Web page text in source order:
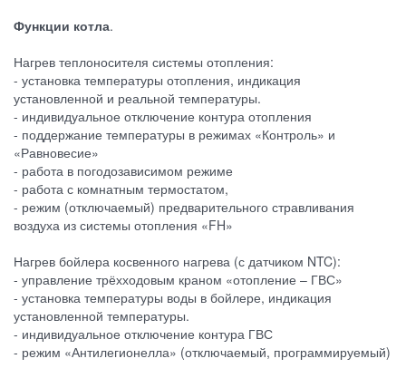
Функции котла.
Нагрев теплоносителя системы отопления:
- установка температуры отопления, индикация
установленной и реальной температуры.
- индивидуальное отключение контура отопления
- поддержание температуры в режимах «Контроль» и
«Равновесие»
- работа в погодозависимом режиме
- работа с комнатным термостатом,
- режим (отключаемый) предварительного стравливания
воздуха из системы отопления «FH»
Нагрев бойлера косвенного нагрева (с датчиком NTC):
- управление трёхходовым краном «отопление – ГВС»
- установка температуры воды в бойлере, индикация
установленной температуры.
- индивидуальное отключение контура ГВС
- режим «Антилегионелла» (отключаемый, программируемый)